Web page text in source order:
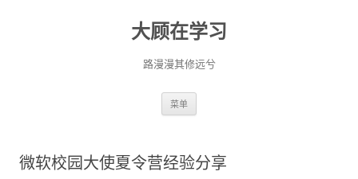
大顾在学习
路漫漫其修远兮
菜单
微软校园大使夏令营经验分享